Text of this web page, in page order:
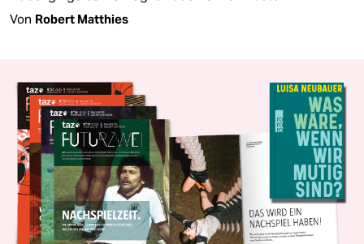
Von Robert Matthies